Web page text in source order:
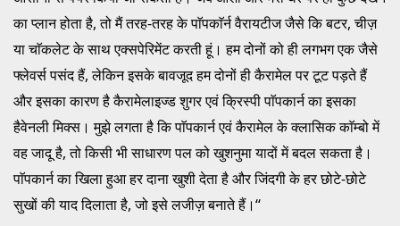
का प्लान होता है, तो मैं तरह-तरह के पाॅपकाॅर्न वैरायटीज जैसे कि बटर, चीज़
या चाॅकलेट के साथ एक्सपेरिमेंट करती हूं। हम दोनों को ही लगभग एक जैसे
फ्लेवर्स पसंद हैं, लेकिन इसके बावजूद हम दोनों ही कैरामेल पर टूट पड़ते हैं
और इसका कारण है कैरामेलाइज्ड शुगर एवं क्रिस्पी पाॅपकार्न का इसका
हैवेनली मिक्स। मुझे लगता है कि पाॅपकार्न एवं कैरामेल के क्लासिक काॅम्बो में
वह जादू है, तो किसी भी साधारण पल को खुशनुमा यादों में बदल सकता है।
पाॅपकार्न का खिला हुआ हर दाना खुशी देता है और जिंदगी के हर छोटे-छोटे
सुखों की याद दिलाता है, जो इसे लजीज़ बनाते हैं।‘‘